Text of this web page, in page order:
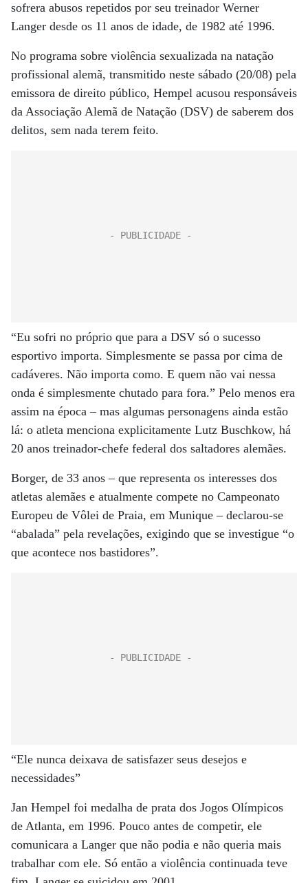
sofrera abusos repetidos por seu treinador Werner
Langer desde os 11 anos de idade, de 1982 até 1996.
No programa sobre violência sexualizada na natação
profissional alemã, transmitido neste sábado (20/08) pela
emissora de direito público, Hempel acusou responsáveis
da Associação Alemã de Natação (DSV) de saberem dos
delitos, sem nada terem feito.
“Eu sofri no próprio que para a DSV só o sucesso
esportivo importa. Simplesmente se passa por cima de
cadáveres. Não importa como. E quem não vai nessa
onda é simplesmente chutado para fora.” Pelo menos era
assim na época – mas algumas personagens ainda estão
lá: o atleta menciona explicitamente Lutz Buschkow, há
20 anos treinador-chefe federal dos saltadores alemães.
Borger, de 33 anos – que representa os interesses dos
atletas alemães e atualmente compete no Campeonato
Europeu de Vôlei de Praia, em Munique – declarou-se
“abalada” pela revelações, exigindo que se investigue “o
que acontece nos bastidores”.
“Ele nunca deixava de satisfazer seus desejos e
necessidades”
Jan Hempel foi medalha de prata dos Jogos Olímpicos
de Atlanta, em 1996. Pouco antes de competir, ele
comunicara a Langer que não podia e não queria mais
trabalhar com ele. Só então a violência continuada teve